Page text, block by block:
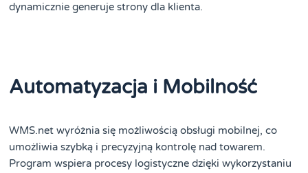
dynamicznie generuje strony dla klienta.
Automatyzacja i Mobilność
WMS.net wyróżnia się możliwością obsługi mobilnej, co
umożliwia szybką i precyzyjną kontrolę nad towarem.
Program wspiera procesy logistyczne dzięki wykorzystaniu